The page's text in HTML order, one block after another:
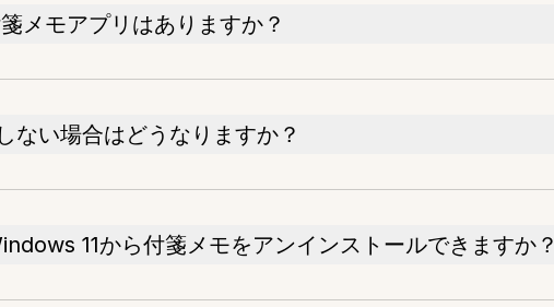
メモアプリはありますか？
ない場合はどうなりますか？
11から付箋メモをアンインストールできますか？